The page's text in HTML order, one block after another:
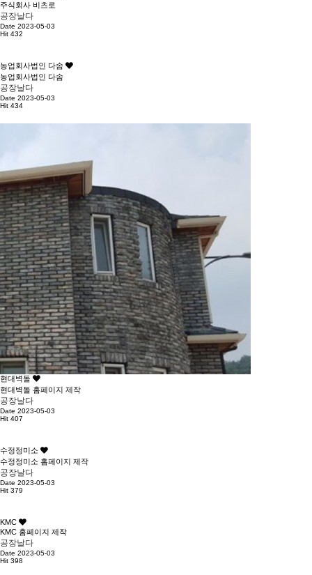
주식회사 비츠로
공장날다
Date 2023-05-03
Hit 432
농업회사법인 다솜
농업회사법인 다솜
공장날다
Date 2023-05-03
Hit 434
현대벽돌
현대벽돌 홈페이지 제작
공장날다
Date 2023-05-03
Hit 407
수정정미소
수정정미소 홈페이지 제작
공장날다
Date 2023-05-03
Hit 379
KMC
KMC 홈페이지 제작
공장날다
Date 2023-05-03
Hit 398